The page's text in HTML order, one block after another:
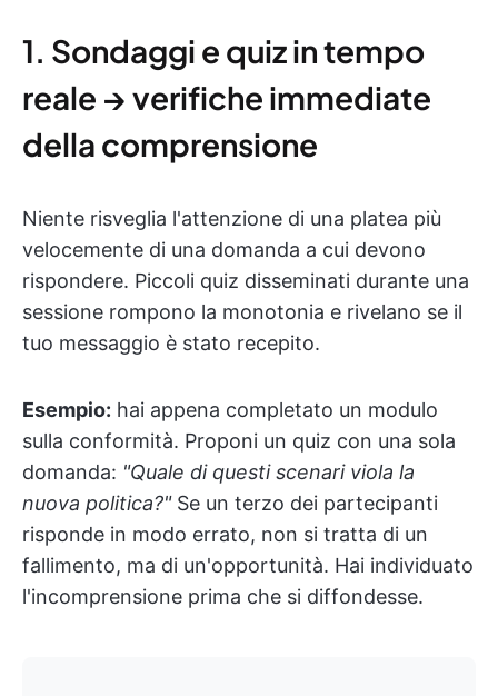
1. Sondaggi e quiz in tempo
reale → verifiche immediate
della comprensione
Niente risveglia l'attenzione di una platea più
velocemente di una domanda a cui devono
rispondere. Piccoli quiz disseminati durante una
sessione rompono la monotonia e rivelano se il
tuo messaggio è stato recepito.
Esempio: hai appena completato un modulo
sulla conformità. Proponi un quiz con una sola
domanda: "Quale di questi scenari viola la
nuova politica?"Se un terzo dei partecipanti
risponde in modo errato, non si tratta di un
fallimento, ma di un'opportunità. Hai individuato
l'incomprensione prima che si diffondesse.